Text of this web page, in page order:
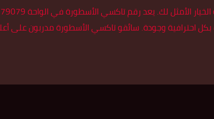
بكل احترافية وجودة. سائقو تاكسي الأسطورة مدربون